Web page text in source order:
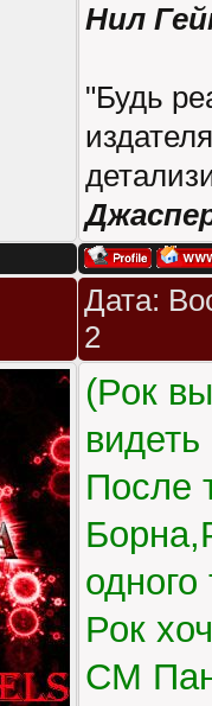
Нил
"Будь
Дата:
2
(Рок
После
Рок
СМ